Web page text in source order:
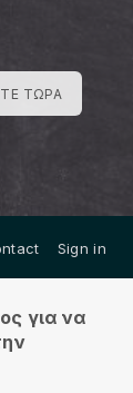
ΤΏΡΑ
Sign in
για να